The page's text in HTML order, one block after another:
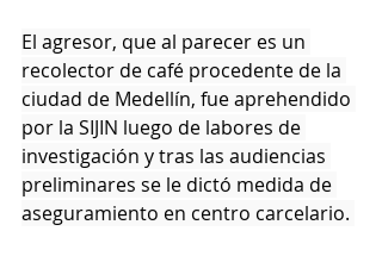
El agresor, que al parecer es un
recolector de café procedente de la
ciudad de Medellín, fue aprehendido
por la SIJIN luego de labores de
investigación y tras las audiencias
preliminares se le dictó medida de
aseguramiento en centro carcelario.